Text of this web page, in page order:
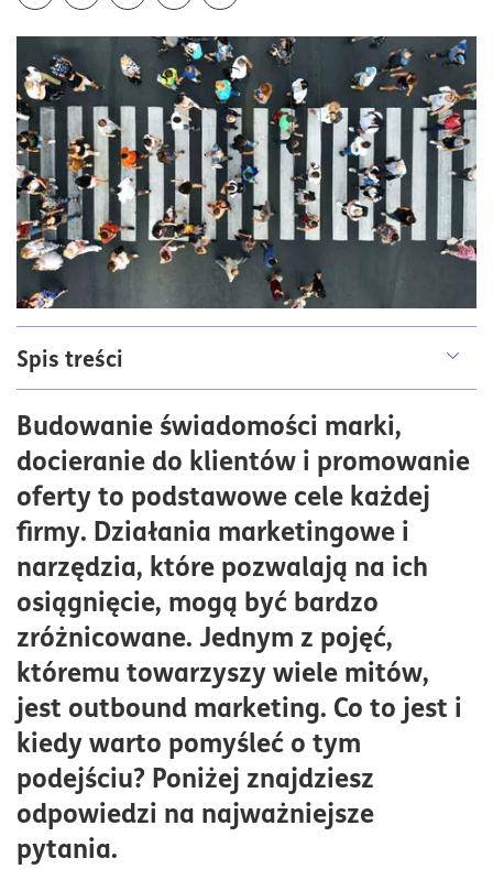
Spis treści
Narzędzia i metody działania marketingu
wychodzącego
Jakie korzyści daje outbound marketing?
Wady marketingu wychodzącego
Popularność outbound marketingu
Marketing wychodzący w internecie
Jak prowadzić skuteczny outbound marketing?
Budowanie świadomości marki,
docieranie do klientów i promowanie
oferty to podstawowe cele każdej
firmy. Działania marketingowe i
narzędzia, które pozwalają na ich
osiągnięcie, mogą być bardzo
zróżnicowane. Jednym z pojęć,
któremu towarzyszy wiele mitów,
jest outbound marketing. Co to jest i
kiedy warto pomyśleć o tym
podejściu? Poniżej znajdziesz
odpowiedzi na najważniejsze
pytania.